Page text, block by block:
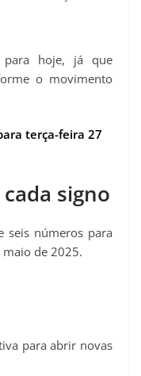
para hoje, já que
o movimento
terça-feira 27
signo
seis números para
de 2025.
para abrir novas